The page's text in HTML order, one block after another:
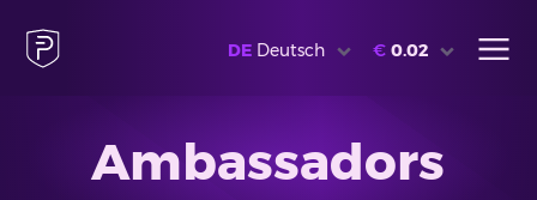
DE Deutsch € 0.02
Ambassadors